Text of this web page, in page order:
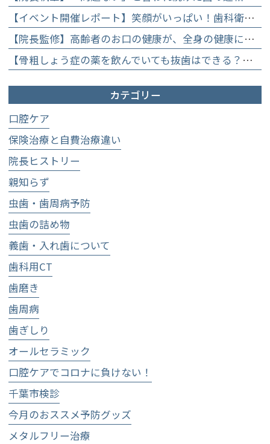
【イベント開催レポート】笑顔がいっぱい！歯科衛生士×管理栄養士がお届けする「親子で楽しむむし歯になりにくいお菓子作り体験」】
【院長監修】高齢者のお口の健康が、全身の健康につながる理由。生涯おいしく食べるための「口内環境検査」とオーダーメイド予防】
【骨粗しょう症の薬を飲んでいても抜歯はできる？】顎骨壊死を防ぐために大切な口腔管理について
カテゴリー
口腔ケア
保険治療と自費治療違い
院長ヒストリー
親知らず
虫歯・歯周病予防
虫歯の詰め物
義歯・入れ歯について
歯科用CT
歯磨き
歯周病
歯ぎしり
オールセラミック
口腔ケアでコロナに負けない！
千葉市検診
今月のおススメ予防グッズ
メタルフリー治療